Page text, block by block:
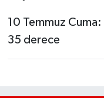
10 Temmuz Cuma:
35 derece